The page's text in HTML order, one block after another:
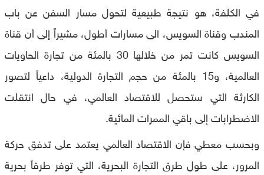
في الكلفة، هو نتيجة طبيعية لتحول مسار السفن عن باب
المندب وقناة السويس، الى مسارات أطول، مشيراً إلى أن قناة
السويس كانت تمر من خلالها 30 بالمئة من تجارة الحاويات
العالمية، و15 بالمئة من حجم التجارة الدولية، داعياً لتصور
الكارثة التي ستحصل للاقتصاد العالمي، في حال انتقلت
الاضطرابات إلى باقي الممرات المائية.
وبحسب معطي فإن الاقتصاد العالمي يعتمد على تدفق حركة
المرور، على طول طرق التجارة البحرية، التي توفر طرقاً بحرية